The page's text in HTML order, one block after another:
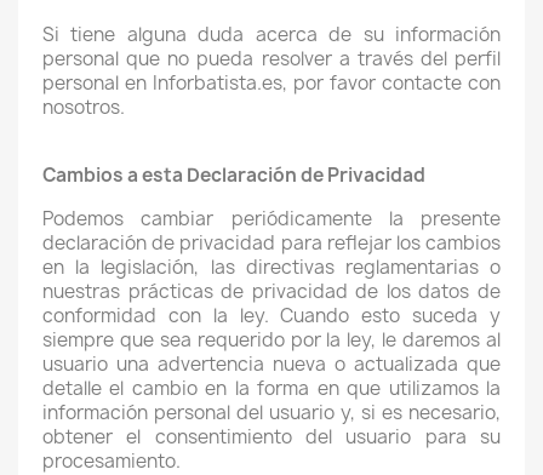
Si tiene alguna duda acerca de su información
personal que no pueda resolver a través del perfil
personal en Inforbatista.es, por favor contacte con
nosotros.
Cambios a esta Declaración de Privacidad
Podemos cambiar periódicamente la presente
declaración de privacidad para reflejar los cambios
en la legislación, las directivas reglamentarias o
nuestras prácticas de privacidad de los datos de
conformidad con la ley. Cuando esto suceda y
siempre que sea requerido por la ley, le daremos al
usuario una advertencia nueva o actualizada que
detalle el cambio en la forma en que utilizamos la
información personal del usuario y, si es necesario,
obtener el consentimiento del usuario para su
procesamiento.